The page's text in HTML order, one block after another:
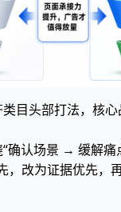
目头部打法，核
“确认场景 → 缓解
，改为证据优先，